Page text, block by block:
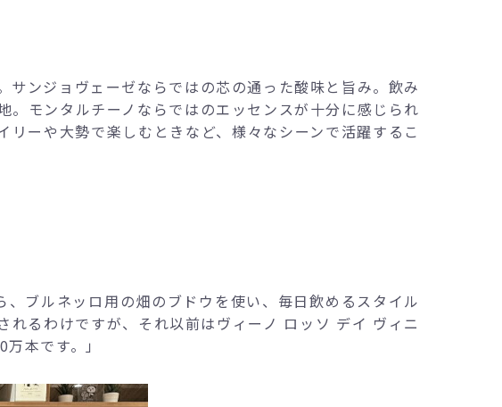
ンジョヴェーゼならではの芯の通った酸味と旨み。飲み
モンタルチーノならではのエッセンスが十分に感じられ
ーや大勢で楽しむときなど、様々なシーンで活躍するこ
ブルネッロ用の畑のブドウを使い、毎日飲めるスタイル
るわけですが、それ以前はヴィーノ ロッソ デイ ヴィニ
本です。」